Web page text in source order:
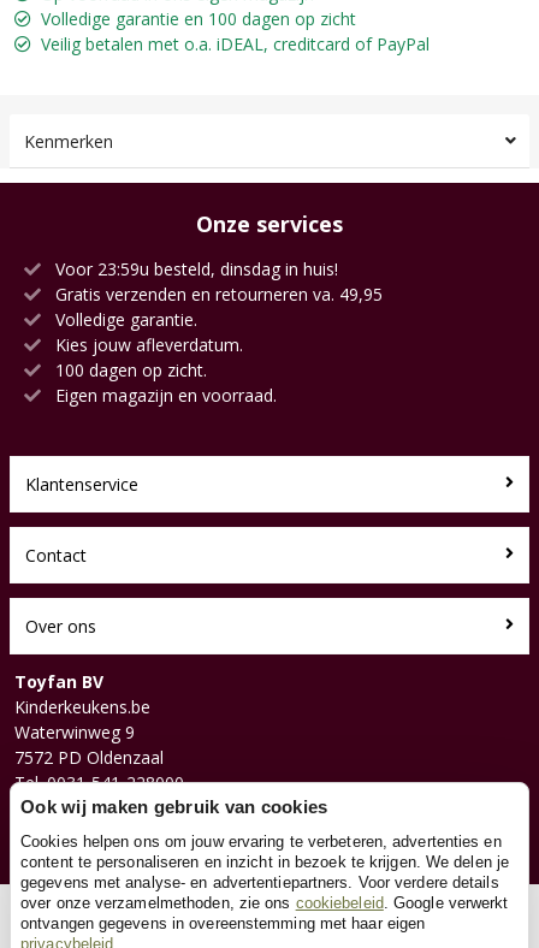
Volledige garantie en 100 dagen op zicht
Veilig betalen met o.a. iDEAL, creditcard of PayPal
Kenmerken
Onze services
Voor 23:59u besteld, dinsdag in huis!
Gratis verzenden en retourneren va. 49,95
Volledige garantie.
Kies jouw afleverdatum.
100 dagen op zicht.
Eigen magazijn en voorraad.
Klantenservice
Contact
Over ons
Toyfan BV
Kinderkeukens.be
Waterwinweg 9
7572 PD Oldenzaal
Tel. 0031-541-228000
Facebook
Instagram
© 2026 Toyfan BV
Ook wij maken gebruik van cookies
Cookies helpen ons om jouw ervaring te verbeteren, advertenties en
content te personaliseren en inzicht in bezoek te krijgen. We delen je
gegevens met analyse- en advertentiepartners. Voor verdere details
over onze verzamelmethoden, zie ons cookiebeleid. Google verwerkt
ontvangen gegevens in overeenstemming met haar eigen
privacybeleid